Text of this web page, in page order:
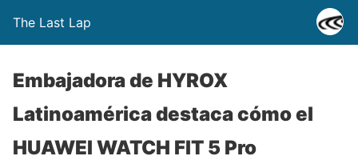
The Last Lap
Embajadora de HYROX
Latinoamérica destaca cómo el
HUAWEI WATCH FIT 5 Pro